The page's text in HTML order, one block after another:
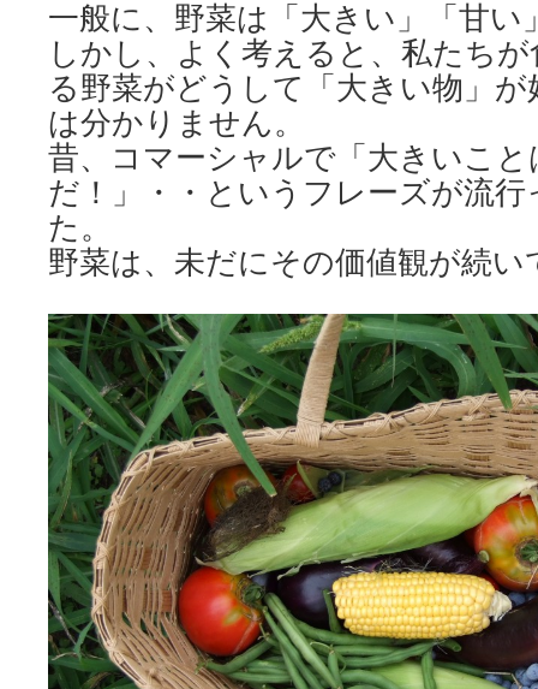
一般に、野菜は「大きい」「甘い
しかし、よく考えると、私たち
る野菜がどうして「大きい物」
は分かりません。
昔、コマーシャルで「大きいこ
だ！」・・というフレーズが流
た。
野菜は、未だにその価値観が続い